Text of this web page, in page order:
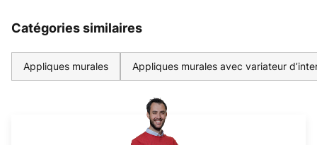
Catégories similaires
Appliques murales Appliques murales avec variateur